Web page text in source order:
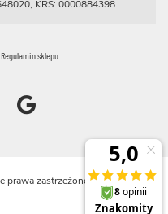
KRS: 0000884398
Regulamin sklepu
prawa zastrzeżone.